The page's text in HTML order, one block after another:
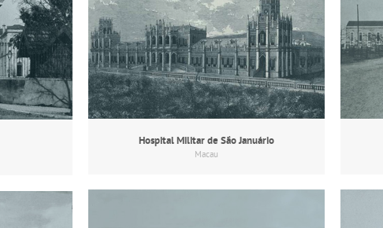
Hospital Militar de São Januário
Macau